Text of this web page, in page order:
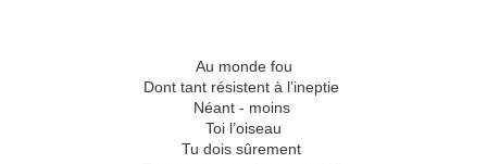
Au monde fou
Dont tant résistent à l’ineptie
Néant - moins
Toi l’oiseau
Tu dois sûrement